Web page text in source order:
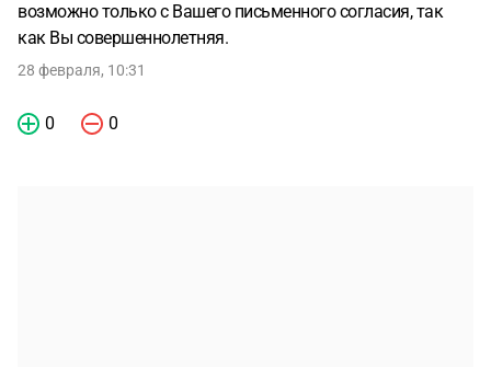
возможно только с Вашего письменного согласия, так
как Вы совершеннолетняя.
28 февраля, 10:31
0 0